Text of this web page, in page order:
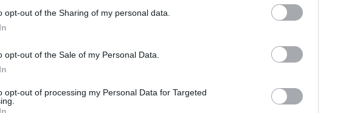
opt-out of the Sharing of my personal data.
opt-out of the Sale of my Personal Data.
opt-out of processing my Personal Data for Targeted
Imaterial de